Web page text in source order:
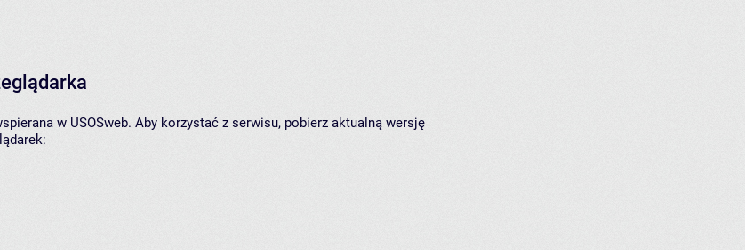
w USOSweb. Aby korzystać z serwisu, pobierz aktualną wersję